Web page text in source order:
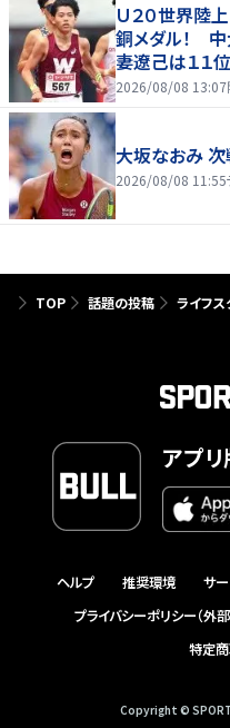
Ｕ２０世界陸
銅メダル！
妻遼己は１１位
2026/08/08 13:07
大坂なおみ
2026/08/08 11:55
TOP 話題の投稿 ライフス
アプ
ヘルプ 推奨環境 サ
プライバシーポリシー（外
特定
Copyright ©